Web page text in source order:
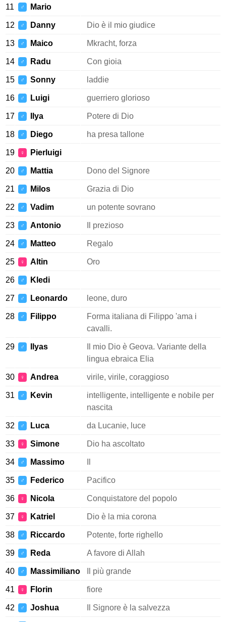
11 ♂ Mario
12 ♂ Danny Dio è il mio giudice
13 ♂ Maico Mkracht, forza
14 ♂ Radu Con gioia
15 ♂ Sonny laddie
16 ♂ Luigi guerriero glorioso
17 ♂ Ilya Potere di Dio
18 ♂ Diego ha presa tallone
19 ♀ Pierluigi
20 ♂ Mattia Dono del Signore
21 ♂ Milos Grazia di Dio
22 ♂ Vadim un potente sovrano
23 ♂ Antonio Il prezioso
24 ♂ Matteo Regalo
25 ♀ Altin Oro
26 ♂ Kledi
27 ♂ Leonardo leone, duro
28 ♂ Filippo
Forma italiana di Filippo 'ama i
cavalli.
29 ♂ Ilyas
Il mio Dio è Geova. Variante della
lingua ebraica Elia
30 ♀ Andrea virile, virile, coraggioso
31 ♂ Kevin
intelligente, intelligente e nobile per
nascita
32 ♂ Luca da Lucanie, luce
33 ♀ Simone Dio ha ascoltato
34 ♂ Massimo
35 ♂ Federico Pacifico
36 ♀ Nicola Conquistatore del popolo
37 ♀ Katriel Dio è la mia corona
38 ♂ Riccardo Potente, forte righello
39 ♂ Reda A favore di Allah
40 ♂ Massimiliano Il più grande
41 ♀ Florin fiore
42 ♂ Joshua Il Signore è la salvezza